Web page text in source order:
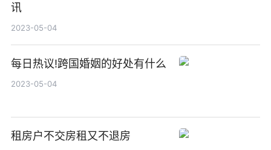
讯
2023-05-04
每日热议!跨国婚姻的好处有什么
2023-05-04
租房户不交房租又不退房